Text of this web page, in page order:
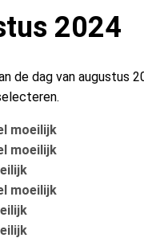
2024
de dag van augustus
moeilijk
moeilijk
moeilijk